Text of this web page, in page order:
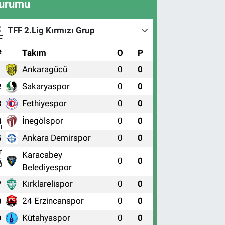
TFF 2.Lig Kırmızı Grup
Takım O P
Ankaragücü 0 0
Sakaryaspor 0 0
Fethiyespor 0 0
İnegölspor 0 0
Ankara Demirspor 0 0
Karacabey
Belediyespor
0 0
Kırklarelispor 0 0
24 Erzincanspor 0 0
Kütahyaspor 0 0